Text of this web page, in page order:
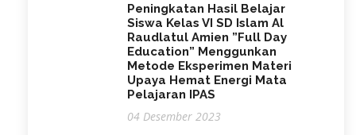
Peningkatan Hasil Belajar
Siswa Kelas VI SD Islam Al
Raudlatul Amien ”Full Day
Education” Menggunkan
Metode Eksperimen Materi
Upaya Hemat Energi Mata
Pelajaran IPAS
04 Desember 2023